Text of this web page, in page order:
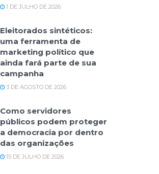
1 DE JULHO DE 2026
Eleitorados sintéticos:
uma ferramenta de
marketing político que
ainda fará parte de sua
campanha
3 DE AGOSTO DE 2026
Como servidores
públicos podem proteger
a democracia por dentro
das organizações
15 DE JULHO DE 2026